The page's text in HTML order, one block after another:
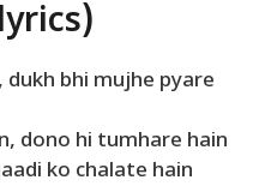
dukh bhi mujhe pyare
dono hi tumhare hain
ko chalate hain